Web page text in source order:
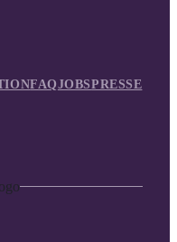
FAQJOBSPRESSE